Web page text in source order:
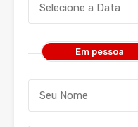
Em pessoa